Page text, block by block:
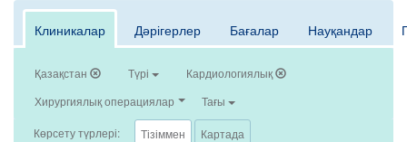
Клиникалар Дәрігерлер Бағалар Науқандар
Қазақстан Түрі
Кардиологиялық
Хирургиялық операциялар
Тағы
Көрсету түрлері: Тізіммен Картада